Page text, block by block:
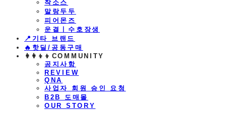
착소스
말랑두두
피어몬즈
운결ㅣ수호장생
📍기타 브랜드
🔥핫딜/공동구매
👩‍👩‍👦‍👦COMMUNITY
공지사항
REVIEW
QNA
사업자 회원 승인 요청
B2B 도매몰
OUR STORY